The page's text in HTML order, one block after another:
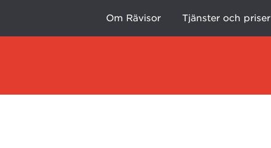
Om Rävisor Tjänster och priser